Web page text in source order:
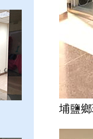
埔鹽